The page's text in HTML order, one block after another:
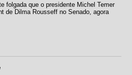
folgada que o presidente Michel Temer
de Dilma Rousseff no Senado, agora